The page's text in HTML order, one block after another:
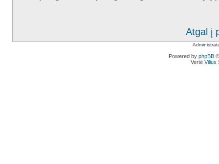
Atgal į
Powered by phpBB
Vertė Vilius